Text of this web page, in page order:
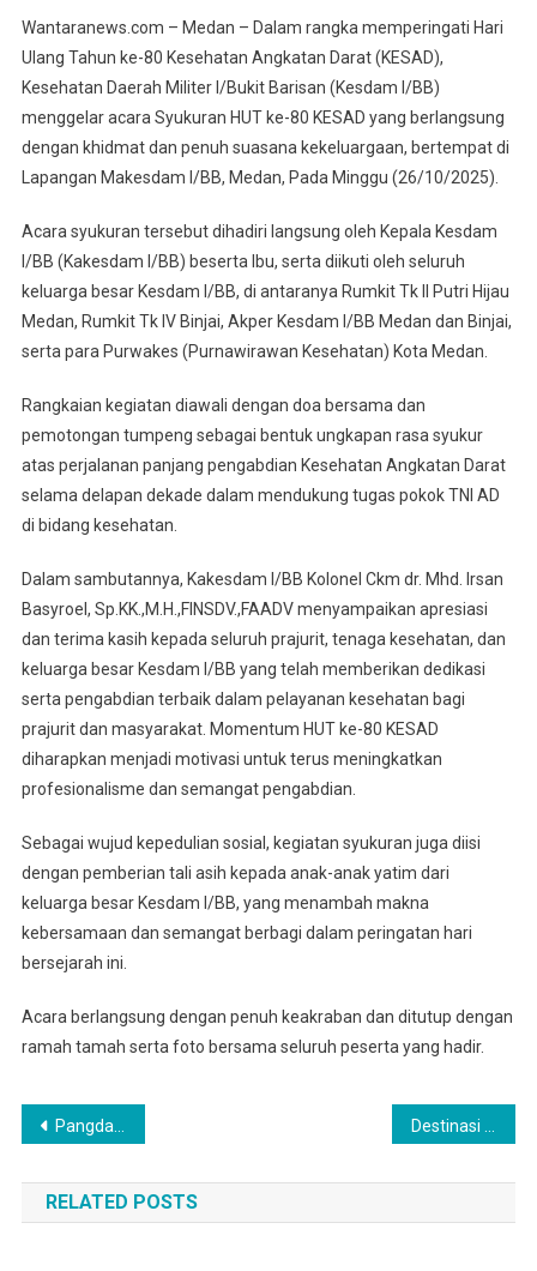
HUT
Ke-
80
KESAD
Di
Makesdam
Berlangsung
Khidmat
Dan
Wantaranews.com – Medan – Dalam rangka memperingati Hari
Ulang Tahun ke-80 Kesehatan Angkatan Darat (KESAD),
Kesehatan Daerah Militer I/Bukit Barisan (Kesdam I/BB)
menggelar acara Syukuran HUT ke-80 KESAD yang berlangsung
dengan khidmat dan penuh suasana kekeluargaan, bertempat di
Lapangan Makesdam I/BB, Medan, Pada Minggu (26/10/2025).
Acara syukuran tersebut dihadiri langsung oleh Kepala Kesdam
I/BB (Kakesdam I/BB) beserta Ibu, serta diikuti oleh seluruh
keluarga besar Kesdam I/BB, di antaranya Rumkit Tk II Putri Hijau
Medan, Rumkit Tk IV Binjai, Akper Kesdam I/BB Medan dan Binjai,
serta para Purwakes (Purnawirawan Kesehatan) Kota Medan.
Rangkaian kegiatan diawali dengan doa bersama dan
pemotongan tumpeng sebagai bentuk ungkapan rasa syukur
atas perjalanan panjang pengabdian Kesehatan Angkatan Darat
selama delapan dekade dalam mendukung tugas pokok TNI AD
di bidang kesehatan.
Dalam sambutannya, Kakesdam I/BB Kolonel Ckm dr. Mhd. Irsan
Basyroel, Sp.KK.,M.H.,FINSDV.,FAADV menyampaikan apresiasi
dan terima kasih kepada seluruh prajurit, tenaga kesehatan, dan
keluarga besar Kesdam I/BB yang telah memberikan dedikasi
serta pengabdian terbaik dalam pelayanan kesehatan bagi
prajurit dan masyarakat. Momentum HUT ke-80 KESAD
diharapkan menjadi motivasi untuk terus meningkatkan
profesionalisme dan semangat pengabdian.
Sebagai wujud kepedulian sosial, kegiatan syukuran juga diisi
dengan pemberian tali asih kepada anak-anak yatim dari
keluarga besar Kesdam I/BB, yang menambah makna
kebersamaan dan semangat berbagi dalam peringatan hari
bersejarah ini.
Acara berlangsung dengan penuh keakraban dan ditutup dengan
ramah tamah serta foto bersama seluruh peserta yang hadir.
Navigasi
pos
Pangdam I/BB Hadiri Sosialisasi Doktrin Pertahanan Negara di Medan
RELATED POSTS